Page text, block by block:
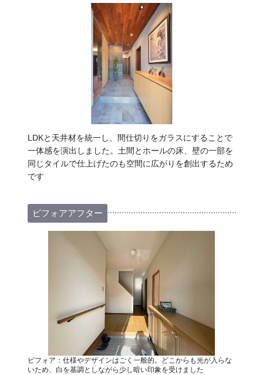
LDKと天井材を統一し、間仕切りをガラスにすることで
一体感を演出しました。土間とホールの床、壁の一部を
同じタイルで仕上げたのも空間に広がりを創出するため
です
ビフォアアフター
ビフォア：仕様やデザインはごく一般的。どこからも光が入らな
いため、白を基調としながら少し暗い印象を受けました